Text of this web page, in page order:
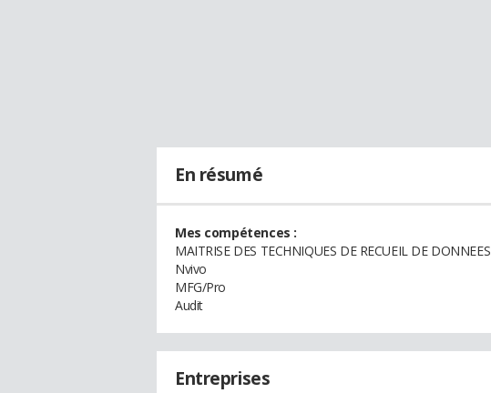
En résumé
Mes compétences :
MAITRISE DES TECHNIQUES DE RECUEIL DE DONNEES
Nvivo
MFG/Pro
Audit
Entreprises